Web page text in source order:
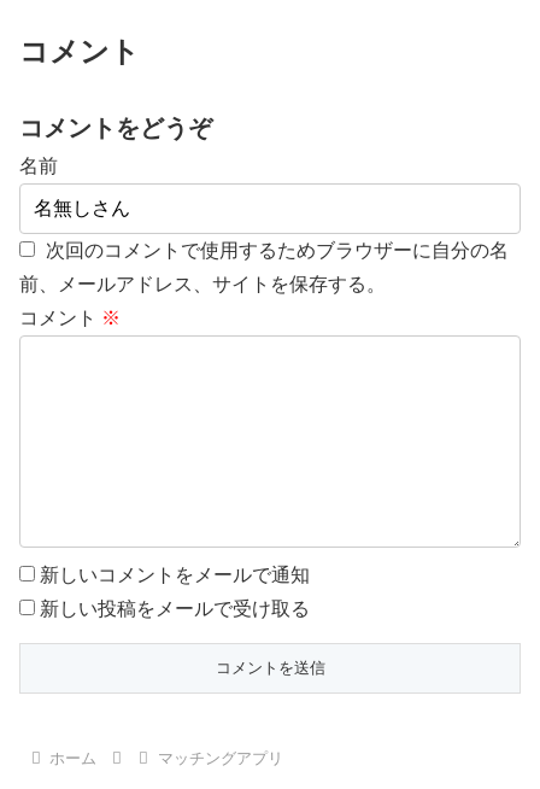
コメント
コメントをどうぞ
名前
次回のコメントで使用するためブラウザーに自分の名
前、メールアドレス、サイトを保存する。
コメント ※
新しいコメントをメールで通知
新しい投稿をメールで受け取る
ホーム マッチングアプリ